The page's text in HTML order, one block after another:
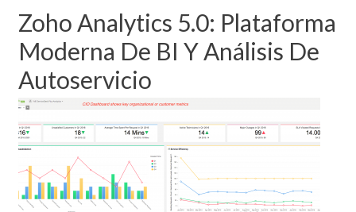
Zoho Analytics 5.0: Plataforma
Moderna De BI Y Análisis De
Autoservicio